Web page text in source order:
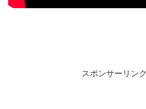
スポンサーリンク